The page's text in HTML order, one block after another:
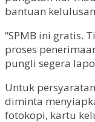
bantuan
“SPMB ini gratis.
proses
pungli segera
Untuk
diminta
fotokopi, kartu